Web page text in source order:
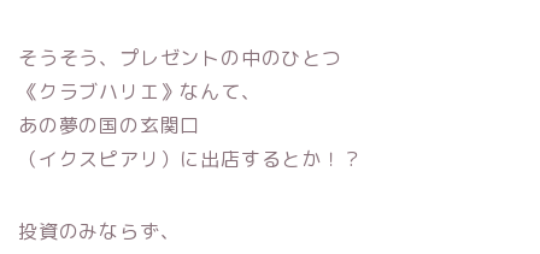
そうそう、プレゼントの中のひとつ
《クラブハリエ》なんて、
あの夢の国の玄関口
（イクスピアリ）に出店するとか！？
投資のみならず、